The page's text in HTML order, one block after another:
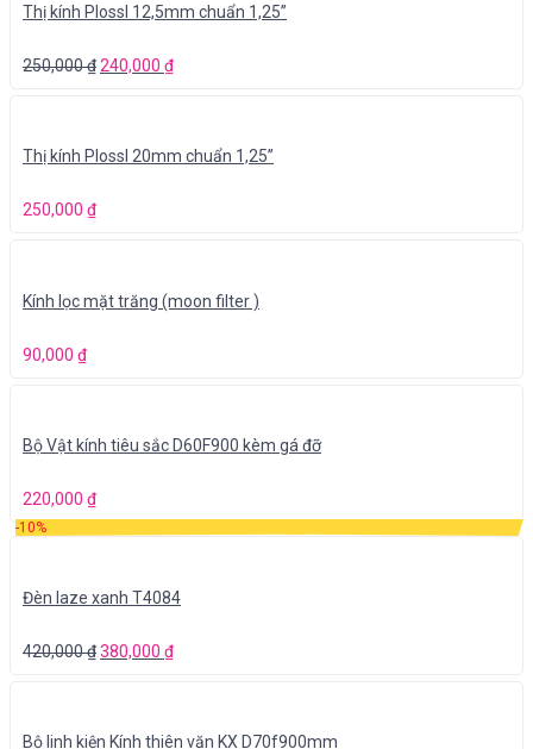
Thị kính Plossl 12,5mm chuẩn 1,25”
250,000₫240,000 ₫
Thị kính Plossl 20mm chuẩn 1,25”
250,000 ₫
Kính lọc mặt trăng (moon filter )
90,000 ₫
Bộ Vật kính tiêu sắc D60F900 kèm gá đỡ
220,000 ₫
-10%
Đèn laze xanh T4084
420,000₫380,000 ₫
Bộ linh kiện Kính thiên văn KX D70f900mm